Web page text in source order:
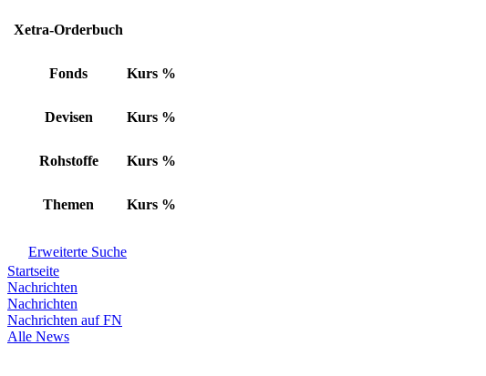
Xetra-Orderbuch
Fonds Kurs %
Devisen Kurs %
Rohstoffe Kurs %
Themen Kurs %
Erweiterte Suche
Startseite
Nachrichten
Nachrichten
Nachrichten auf FN
Alle News